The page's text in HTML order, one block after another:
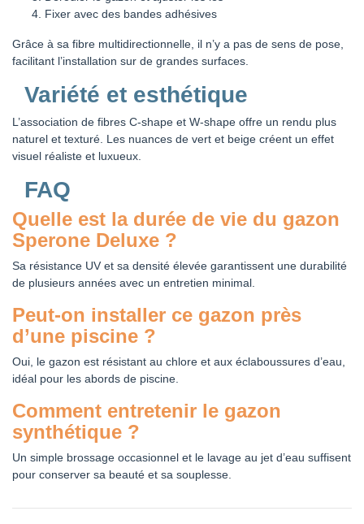
Fixer avec des bandes adhésives
Grâce à sa fibre multidirectionnelle, il n’y a pas de sens de pose,
facilitant l’installation sur de grandes surfaces.
Variété et esthétique
L’association de fibres C-shape et W-shape offre un rendu plus
naturel et texturé. Les nuances de vert et beige créent un effet
visuel réaliste et luxueux.
FAQ
Quelle est la durée de vie du gazon
Sperone Deluxe ?
Sa résistance UV et sa densité élevée garantissent une durabilité
de plusieurs années avec un entretien minimal.
Peut-on installer ce gazon près
d’une piscine ?
Oui, le gazon est résistant au chlore et aux éclaboussures d’eau,
idéal pour les abords de piscine.
Comment entretenir le gazon
synthétique ?
Un simple brossage occasionnel et le lavage au jet d’eau suffisent
pour conserver sa beauté et sa souplesse.